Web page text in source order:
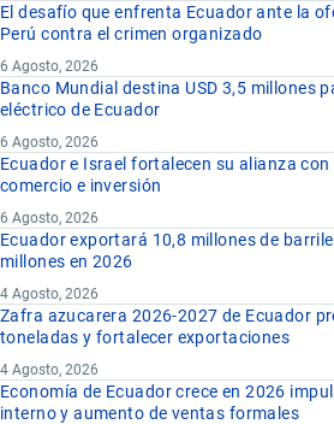
El desafío que enfrenta Ecuador ante la
Perú contra el crimen organizado
6 Agosto, 2026
Banco Mundial destina USD 3,5 millones
eléctrico de Ecuador
6 Agosto, 2026
Ecuador e Israel fortalecen su alianza
comercio e inversión
6 Agosto, 2026
Ecuador exportará 10,8 millones de
millones en 2026
4 Agosto, 2026
Zafra azucarera 2026-2027 de Ecuador
toneladas y fortalecer exportaciones
4 Agosto, 2026
Economía de Ecuador crece en 2026
interno y aumento de ventas formales